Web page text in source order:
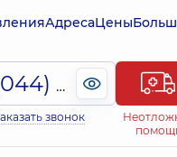
АдресаЦены
(044) 495-2-888
звонок